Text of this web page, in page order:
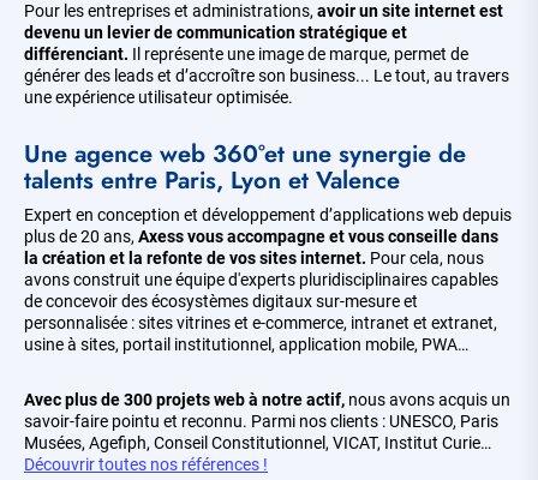
Pour les entreprises et administrations, avoir un site internet est
devenu un levier de communication stratégique et
différenciant. Il représente une image de marque, permet de
générer des leads et d’accroître son business... Le tout, au travers
une expérience utilisateur optimisée.
Une agence web 360°et une synergie de
talents entre Paris, Lyon et Valence
Expert en conception et développement d’applications web depuis
plus de 20 ans, Axess vous accompagne et vous conseille dans
la création et la refonte de vos sites internet. Pour cela, nous
avons construit une équipe d'experts pluridisciplinaires capables
de concevoir des écosystèmes digitaux sur-mesure et
personnalisée : sites vitrines et e-commerce, intranet et extranet,
usine à sites, portail institutionnel, application mobile, PWA…
Avec plus de 300 projets web à notre actif, nous avons acquis un
savoir-faire pointu et reconnu. Parmi nos clients : UNESCO, Paris
Musées, Agefiph, Conseil Constitutionnel, VICAT, Institut Curie…
Découvrir toutes nos références !